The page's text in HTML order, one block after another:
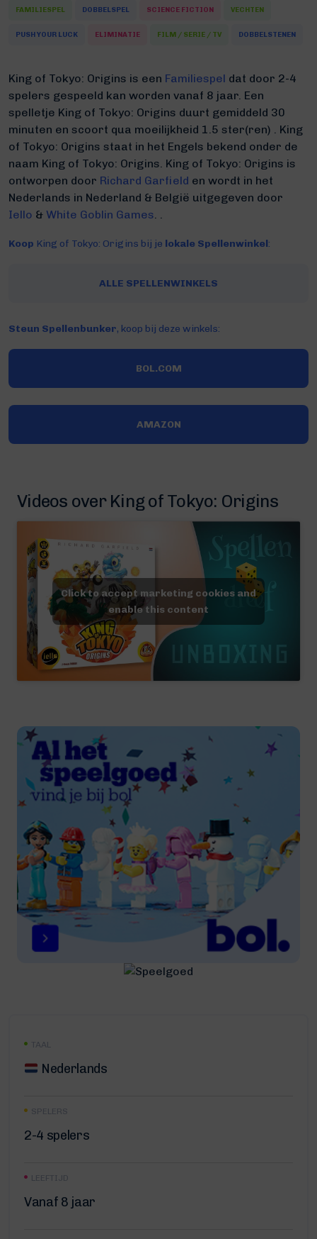
TAAL
Nederlands
SPELERS
2-4 spelers
LEEFTIJD
Vanaf 8 jaar
FAMILIESPEL DOBBELSPEL SCIENCE FICTION VECHTEN
PUSH YOUR LUCK ELIMINATIE FILM / SERIE / TV DOBBELSTENEN
King of Tokyo: Origins is een Familiespel dat door 2-4
spelers gespeeld kan worden vanaf 8 jaar. Een
spelletje King of Tokyo: Origins duurt gemiddeld 30
minuten en scoort qua moeilijkheid 1.5 ster(ren) . King
of Tokyo: Origins staat in het Engels bekend onder de
naam King of Tokyo: Origins. King of Tokyo: Origins is
ontworpen door Richard Garfield en wordt in het
Nederlands in Nederland & België uitgegeven door
Iello & White Goblin Games. .
Koop King of Tokyo: Origins bij je lokale Spellenwinkel:
ALLE SPELLENWINKELS
Steun Spellenbunker, koop bij deze winkels:
BOL.COM
AMAZON
Videos over King of Tokyo: Origins
Click to accept marketing cookies and
enable this content